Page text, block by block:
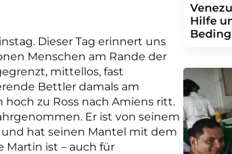
Dieser Tag erinnert uns
Menschen am Rande der
mittellos, fast
Bettler damals am
hoch zu Ross nach Amiens ritt.
Er ist von seinem
hat seinen Mantel mit dem
Martin ist – auch für
Hilfe